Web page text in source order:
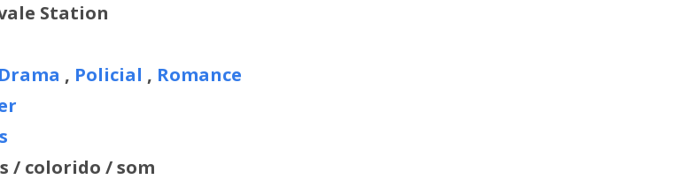
Station
Drama , Policial , Romance
/ colorido / som